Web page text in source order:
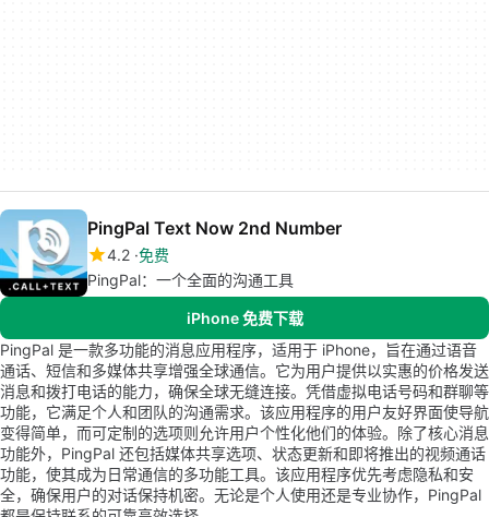
PingPal Text Now 2nd Number
4.2 免费
PingPal：一个全面的沟通工具
iPhone 免费下载
PingPal 是一款多功能的消息应用程序，适用于 iPhone，旨在通过语音
通话、短信和多媒体共享增强全球通信。它为用户提供以实惠的价格发送
消息和拨打电话的能力，确保全球无缝连接。凭借虚拟电话号码和群聊等
功能，它满足个人和团队的沟通需求。该应用程序的用户友好界面使导航
变得简单，而可定制的选项则允许用户个性化他们的体验。除了核心消息
功能外，PingPal 还包括媒体共享选项、状态更新和即将推出的视频通话
功能，使其成为日常通信的多功能工具。该应用程序优先考虑隐私和安
全，确保用户的对话保持机密。无论是个人使用还是专业协作，PingPal